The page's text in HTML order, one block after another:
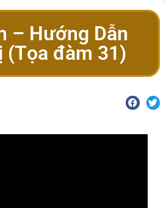
– Hướng Dẫn
(Tọa đàm 31)